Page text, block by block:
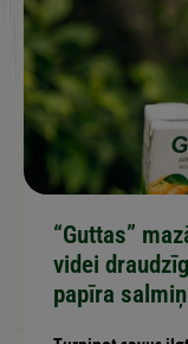
“Guttas”
videi
papīra